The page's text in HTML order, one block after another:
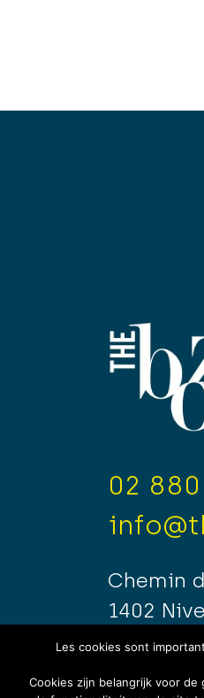
02
Chemin
1402
Les cookies sont
Cookies zijn belangrijk voor